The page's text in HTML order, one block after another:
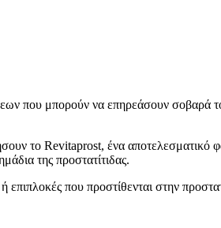
που μπορούν να επηρεάσουν σοβαρά
το Revitaprost, ένα αποτελεσματικό
της προστατίτιδας.
που προστίθενται στην